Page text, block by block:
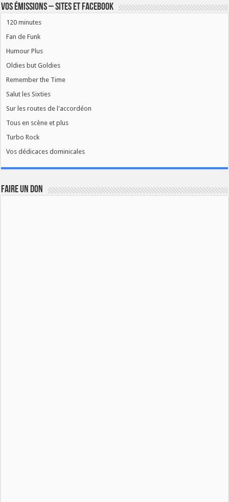
Vos émissions – Sites et Facebook
120 minutes
Fan de Funk
Humour Plus
Oldies but Goldies
Remember the Time
Salut les Sixties
Sur les routes de l'accordéon
Tous en scène et plus
Turbo Rock
Vos dédicaces dominicales
FAIRE UN DON